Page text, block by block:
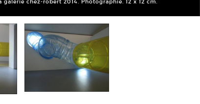
chez-robert 2014. Photographie. 12 x 12 cm.